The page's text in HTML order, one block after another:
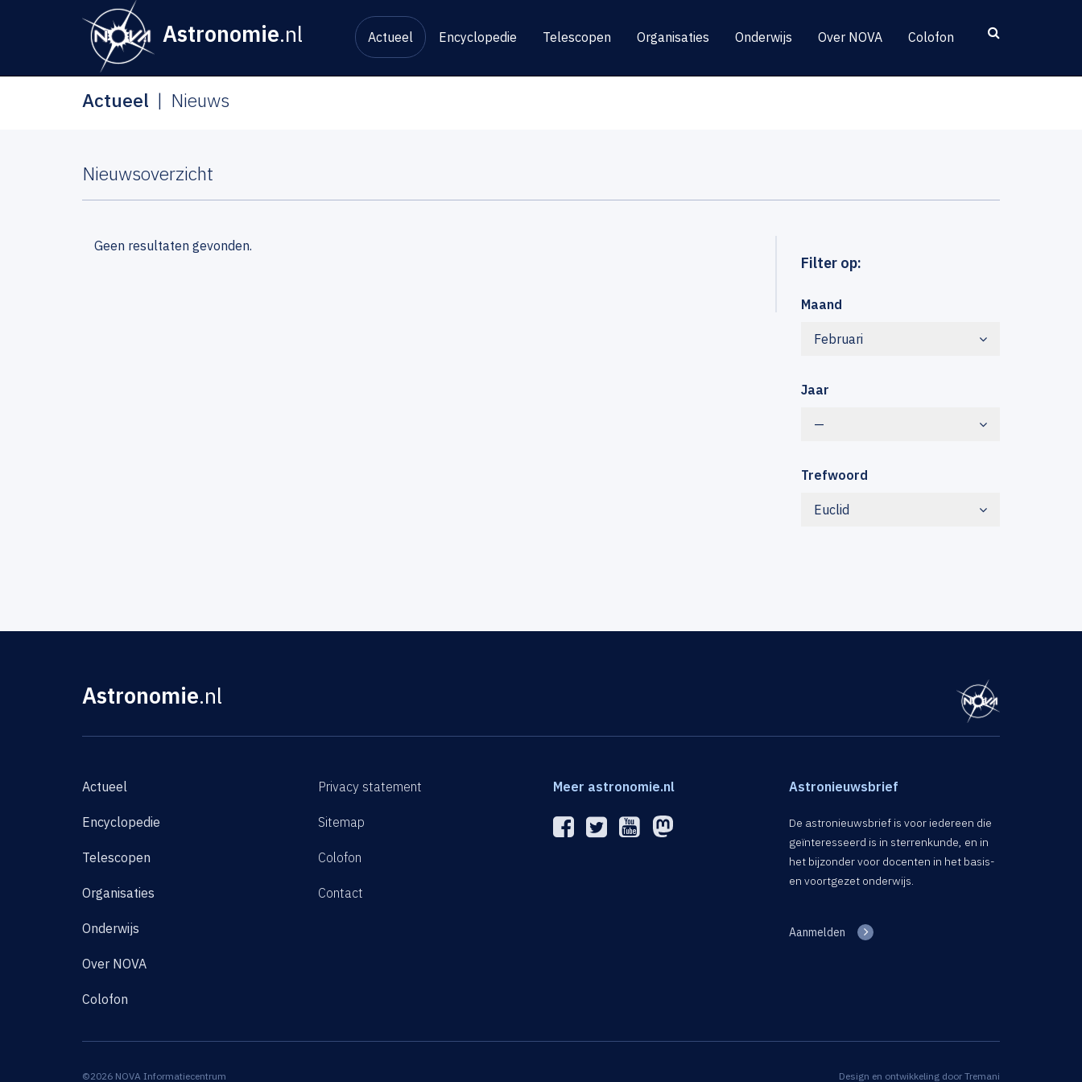
Astronomie.nl Actueel Encyclopedie Telescopen Organisaties Onderwijs Over NOVA Colofon
Actueel Nieuws
Nieuwsoverzicht
Filter op:
Maand
Februari
Jaar
—
Trefwoord
Euclid
Geen resultaten gevonden.
Astronomie.nl
Actueel
Encyclopedie
Telescopen
Organisaties
Onderwijs
Over NOVA
Colofon
Privacy statement
Sitemap
Colofon
Contact
Meer astronomie.nl Astronieuwsbrief
De astronieuwsbrief is voor iedereen die
geïnteresseerd is in sterrenkunde, en in
het bijzonder voor docenten in het basis-
en voortgezet onderwijs.
Aanmelden
©2026 NOVA Informatiecentrum Design en ontwikkeling door Tremani